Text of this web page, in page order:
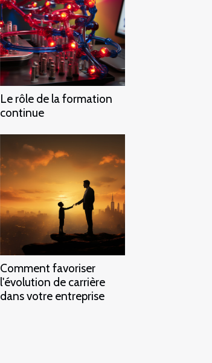
Le rôle de la formation
continue
Comment favoriser
l'évolution de carrière
dans votre entreprise